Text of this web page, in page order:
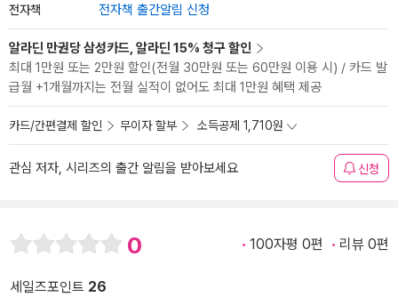
전자책 전자책 출간알림 신청
알라딘 만권당 삼성카드, 알라딘 15% 청구 할인
최대 1만원 또는 2만원 할인(전월 30만원 또는 60만원 이용 시) / 카드 발
급월 +1개월까지는 전월 실적이 없어도 최대 1만원 혜택 제공
카드/간편결제 할인 무이자 할부 소득공제 1,710원
관심 저자, 시리즈의 출간 알림을 받아보세요 신청
0 100자평 0편 리뷰 0편
세일즈포인트 26